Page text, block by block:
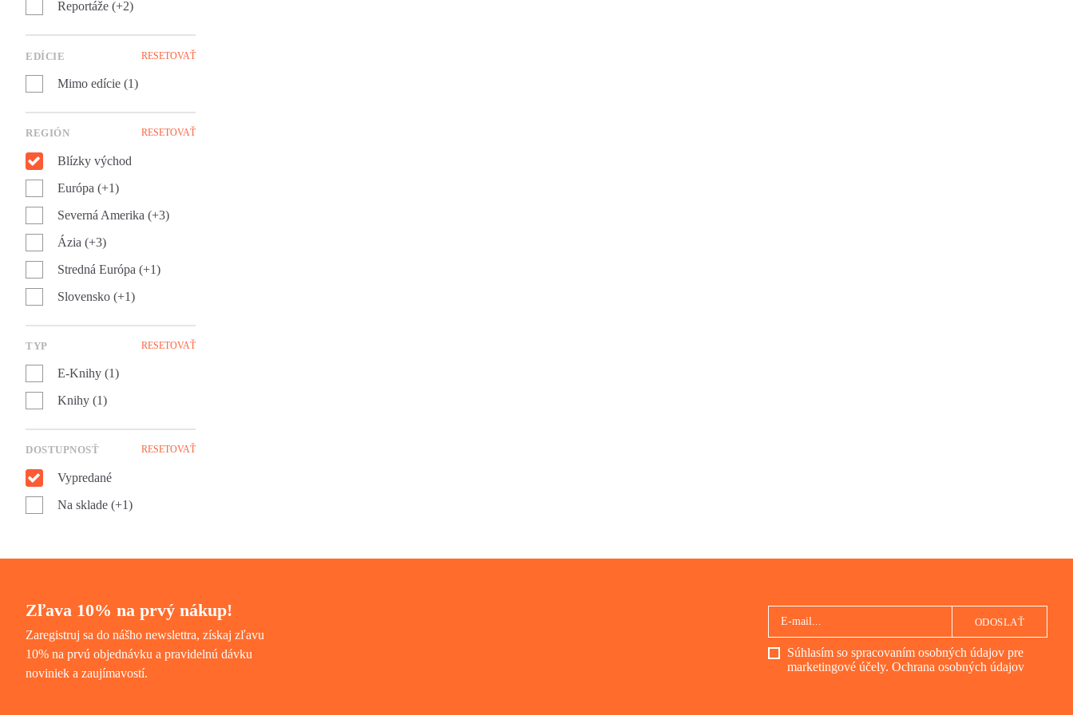
Reportáže (+2)
EDÍCIE RESETOVAŤ
Mimo edície (1)
REGIÓN RESETOVAŤ
Blízky východ
Európa (+1)
Severná Amerika (+3)
Ázia (+3)
Stredná Európa (+1)
Slovensko (+1)
TYP RESETOVAŤ
E-Knihy (1)
Knihy (1)
DOSTUPNOSŤ RESETOVAŤ
Vypredané
Na sklade (+1)
Zľava 10% na prvý nákup!
Zaregistruj sa do nášho newslettra, získaj zľavu
10% na prvú objednávku a pravidelnú dávku
noviniek a zaujímavostí.
Súhlasím so spracovaním osobných údajov pre
marketingové účely. Ochrana osobných údajov
ODOSLAŤ